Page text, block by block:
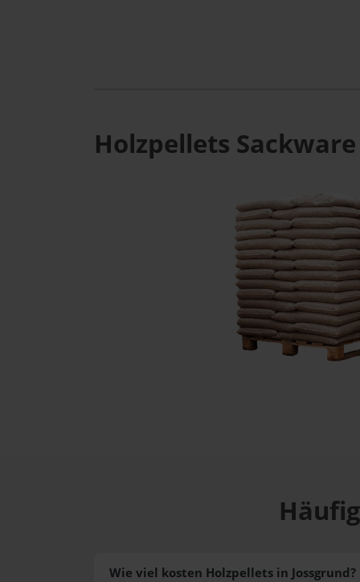
Holzpellets
Wie viel kosten Holzpellets in Jossgrund?